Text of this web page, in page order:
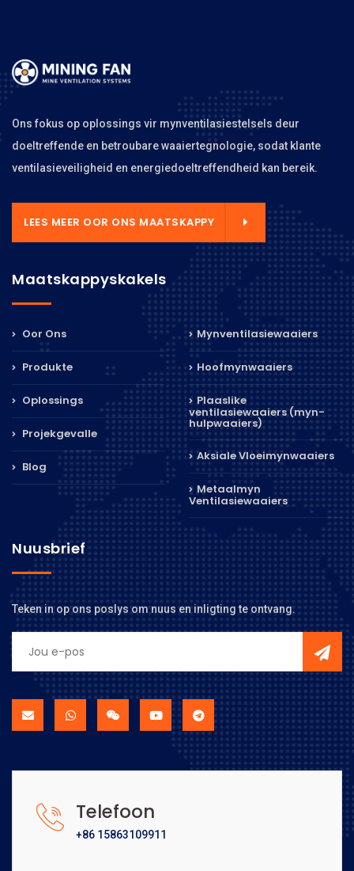
Ons fokus op oplossings vir mynventilasiestelsels deur
doeltreffende en betroubare waaiertegnologie, sodat klante
ventilasieveiligheid en energiedoeltreffendheid kan bereik.
LEES MEER OOR ONS MAATSKAPPY
Maatskappyskakels
Oor Ons
Produkte
Oplossings
Projekgevalle
Blog
Mynventilasiewaaiers
Hoofmynwaaiers
Plaaslike
ventilasiewaaiers (myn-
hulpwaaiers)
Aksiale Vloeimynwaaiers
Metaalmyn
Ventilasiewaaiers
Nuusbrief
Teken in op ons poslys om nuus en inligting te ontvang.
Telefoon
+86 15863109911